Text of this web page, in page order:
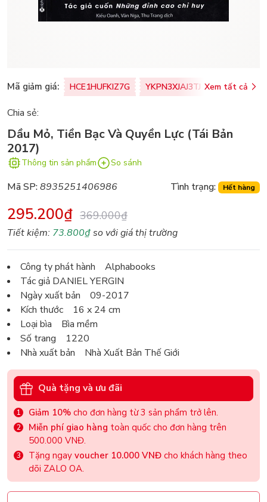
Mã giảm giá: HCE1HUFKIZ7G YKPN3XJAJ3TJ Xem tất cả
Chia sẻ:
Dầu Mỏ, Tiền Bạc Và Quyền Lực (Tái Bản
2017)
Thông tin sản phẩm So sánh
Mã SP:8935251406986 Tình trạng: Hết hàng
295.200₫ 369.000₫
Tiết kiệm: 73.800₫so với giá thị trường
Công ty phát hành Alphabooks
Tác giả DANIEL YERGIN
Ngày xuất bản 09-2017
Kích thước 16 x 24 cm
Loại bìa Bìa mềm
Số trang 1220
Nhà xuất bản Nhà Xuất Bản Thế Giới
Quà tặng và ưu đãi
Giảm 10% cho đơn hàng từ 3 sản phẩm trở lên.
Miễn phí giao hàng toàn quốc cho đơn hàng trên
500.000 VNĐ.
Tặng ngay voucher 10.000 VNĐ cho khách hàng theo
dõi ZALO OA.